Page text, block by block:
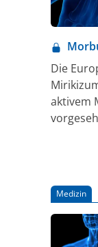
Die
aktivem
zeigen
ulcerosa
Medizin